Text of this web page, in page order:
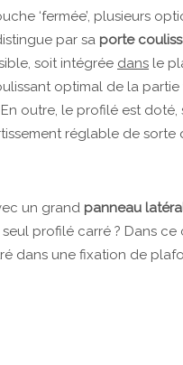
‘fermée’, plusieurs
par sa porte
soit intégrée dans le
optimal de la
outre, le profilé est doté,
réglable de sorte
un grand panneau
profilé carré ? Dans
dans une fixation de